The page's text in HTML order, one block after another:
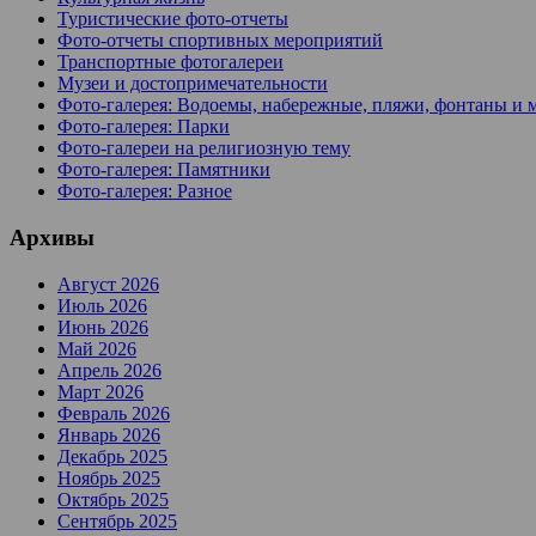
Туристические фото-отчеты
Фото-отчеты спортивных мероприятий
Транспортные фотогалереи
Музеи и достопримечательности
Фото-галерея: Водоемы, набережные, пляжи, фонтаны и
Фото-галерея: Парки
Фото-галереи на религиозную тему
Фото-галерея: Памятники
Фото-галерея: Разное
Архивы
Август 2026
Июль 2026
Июнь 2026
Май 2026
Апрель 2026
Март 2026
Февраль 2026
Январь 2026
Декабрь 2025
Ноябрь 2025
Октябрь 2025
Сентябрь 2025